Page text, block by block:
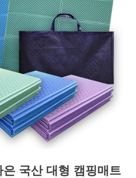
국산 대형 캠핑매트